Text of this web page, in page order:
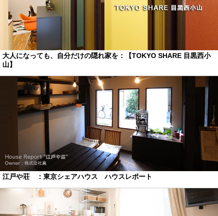
大人になっても、自分だけの隠れ家を：【TOKYO SHARE 目黒西小
山】
江戸や荘 ：東京シェアハウス ハウスレポート